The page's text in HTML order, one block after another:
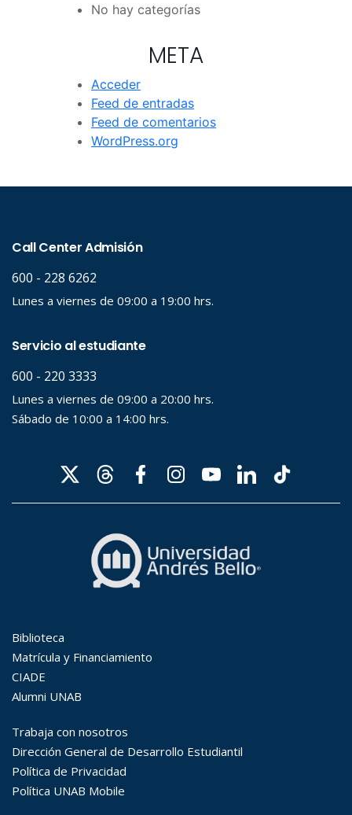
No hay categorías
META
Acceder
Feed de entradas
Feed de comentarios
WordPress.org